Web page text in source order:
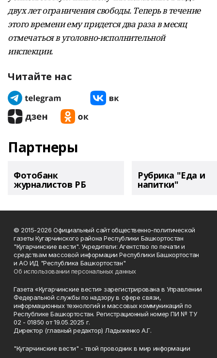
двух лет ограничения свободы. Теперь в течение
этого времени ему придется два раза в месяц
отмечаться в уголовно-исполнительной
инспекции.
Читайте нас
Партнеры
Фотобанк
журналистов РБ
Рубрика "Еда и
напитки"
© 2015-2026 Официальный сайт общественно-политической
газеты Кугарчинского района Республики Башкортостан
"Кугарчинские вести". Учредители: Агентство по печати и
средствам массовой информации Республики Башкортостан
и АО ИД "Республика Башкортостан"
Об использовании персональных данных
Газета «Кугарчинские вести» зарегистрирована в Управлении
Федеральной службы по надзору в сфере связи,
информационных технологий и массовых коммуникаций по
Республике Башкортостан. Регистрационный номер ПИ № ТУ
02 - 01850 от 19.05.2025 г.
Директор (главный редактор) Ладыженко А.Г.
"Кугарчинские вести" - твой проводник в мир информации